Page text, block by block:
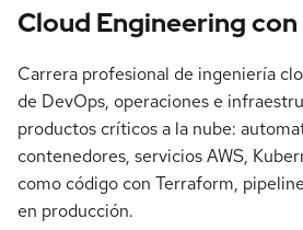
Cloud Engineering con
Carrera profesional de ingeniería
de DevOps, operaciones e
productos críticos a la nube:
contenedores, servicios AWS,
como código con Terraform,
en producción.